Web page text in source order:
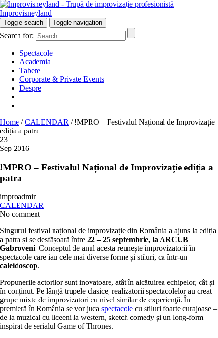
Improvisneyland
Toggle search Toggle navigation
Search for:
Spectacole
Academia
Tabere
Corporate & Private Events
Despre
Home /CALENDAR / !MPRO – Festivalul Național de Improvizație
ediția a patra
23
Sep 2016
!MPRO – Festivalul Național de Improvizație ediția a
patra
improadmin
CALENDAR
No comment
Singurul festival național de improvizație din România a ajuns la ediția
a patra și se desfășoară între 22 – 25 septembrie, la ARCUB
Gabroveni. Conceptul de anul acesta reunește improvizatorii în
spectacole care iau cele mai diverse forme și stiluri, ca într-un
caleidoscop.
Propunerile actorilor sunt inovatoare, atât în alcătuirea echipelor, cât și
în conținut. Pe lângă trupele clasice, realizatorii spectacolelor au creat
grupe mixte de improvizatori cu nivel similar de experienţă. În
premieră în România se vor juca spectacole cu stiluri foarte curajoase –
de la muzical cu liceeni la western, sketch comedy și un long-form
inspirat de serialul Game of Thrones.